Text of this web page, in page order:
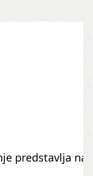
predstavlja